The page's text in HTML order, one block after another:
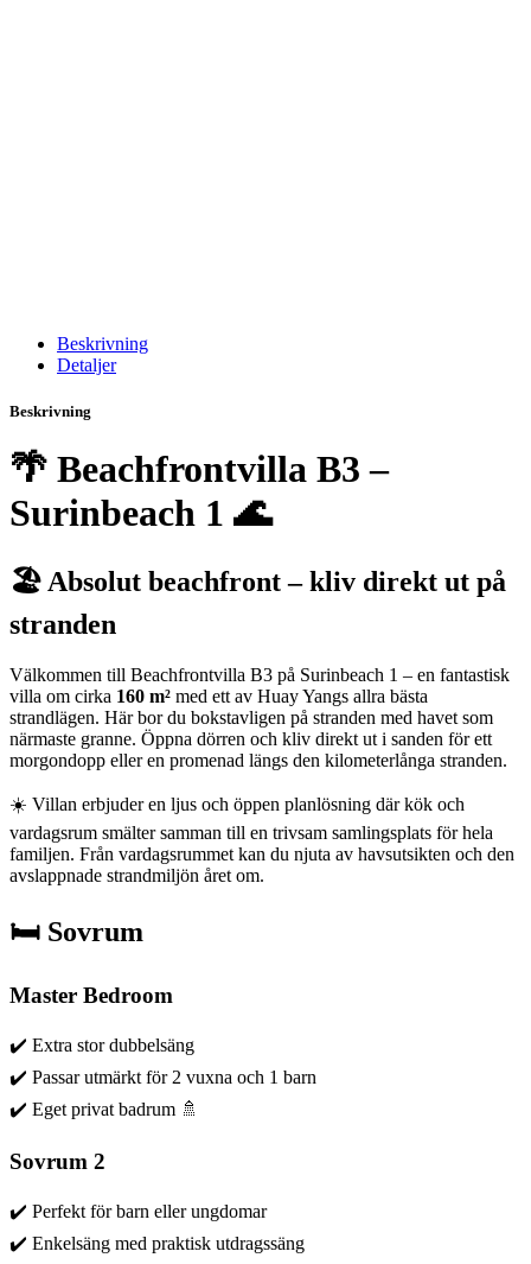
Beskrivning
Detaljer
Beskrivning
🌴 Beachfrontvilla B3 –
Surinbeach 1 🌊
🏖️ Absolut beachfront – kliv direkt ut på
stranden
Välkommen till Beachfrontvilla B3 på Surinbeach 1 – en fantastisk
villa om cirka 160 m² med ett av Huay Yangs allra bästa
strandlägen. Här bor du bokstavligen på stranden med havet som
närmaste granne. Öppna dörren och kliv direkt ut i sanden för ett
morgondopp eller en promenad längs den kilometerlånga stranden.
☀️ Villan erbjuder en ljus och öppen planlösning där kök och
vardagsrum smälter samman till en trivsam samlingsplats för hela
familjen. Från vardagsrummet kan du njuta av havsutsikten och den
avslappnade strandmiljön året om.
🛏️ Sovrum
Master Bedroom
✔️ Extra stor dubbelsäng
✔️ Passar utmärkt för 2 vuxna och 1 barn
✔️ Eget privat badrum 🚿
Sovrum 2
✔️ Perfekt för barn eller ungdomar
✔️ Enkelsäng med praktisk utdragssäng